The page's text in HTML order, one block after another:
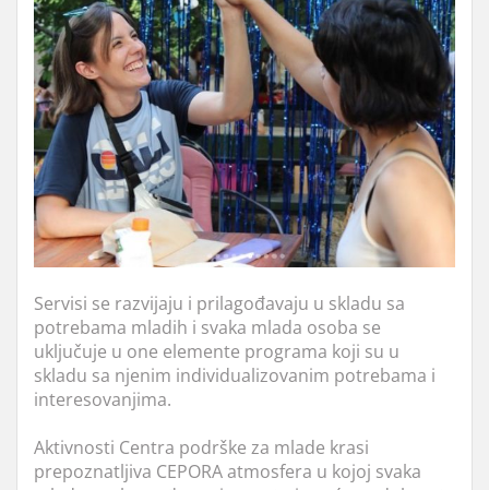
Servisi se razvijaju i prilagođavaju u skladu sa
potrebama mladih i svaka mlada osoba se
uključuje u one elemente programa koji su u
skladu sa njenim individualizovanim potrebama i
interesovanjima.
Aktivnosti Centra podrške za mlade krasi
prepoznatljiva CEPORA atmosfera u kojoj svaka